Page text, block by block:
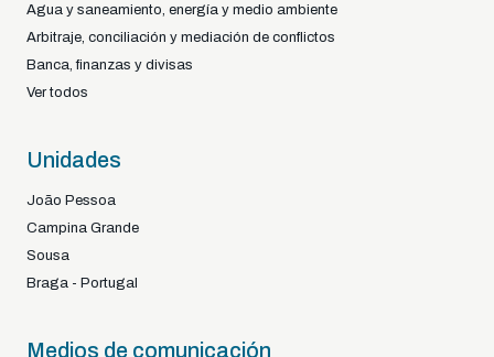
Agua y saneamiento, energía y medio ambiente
Arbitraje, conciliación y mediación de conflictos
Banca, finanzas y divisas
Ver todos
Unidades
João Pessoa
Campina Grande
Sousa
Braga - Portugal
Medios de comunicación